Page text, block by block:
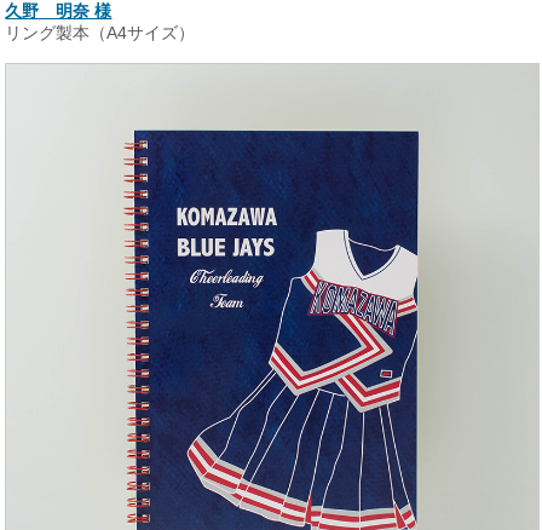
久野 明奈 様
リング製本（A4サイズ）